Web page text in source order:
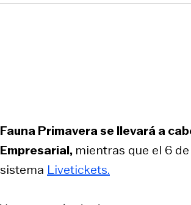
Fauna Primavera se llevará a
Empresarial, mientras que el 6
sistema Livetickets.